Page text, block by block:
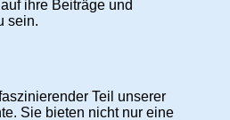
ihre Beiträge und
sein.
Teil unserer
Sie bieten nicht nur eine